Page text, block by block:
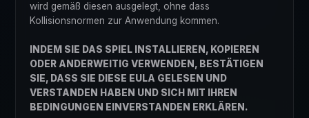
wird gemäß diesen ausgelegt, ohne dass
Kollisionsnormen zur Anwendung kommen.
INDEM SIE DAS SPIEL INSTALLIEREN, KOPIEREN
ODER ANDERWEITIG VERWENDEN, BESTÄTIGEN
SIE, DASS SIE DIESE EULA GELESEN UND
VERSTANDEN HABEN UND SICH MIT IHREN
BEDINGUNGEN EINVERSTANDEN ERKLÄREN.